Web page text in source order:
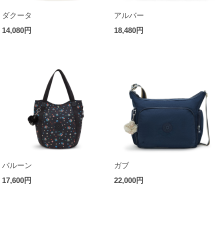
ダクータ
14,080円
アルバー
18,480円
バルーン
17,600円
ガブ
22,000円